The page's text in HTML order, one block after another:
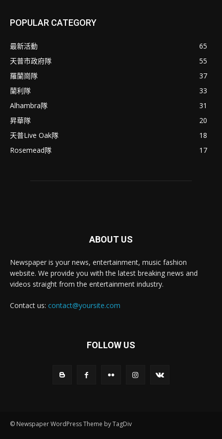
POPULAR CATEGORY
最新活動
65
天普市政府隊
55
羅蘭崗隊
37
蘭利隊
33
Alhambra隊
31
昇華隊
20
天普Live Oak隊
18
Rosemead隊
17
ABOUT US
Newspaper is your news, entertainment, music fashion
website. We provide you with the latest breaking news and
videos straight from the entertainment industry.
Contact us: contact@yoursite.com
FOLLOW US
© Newspaper WordPress Theme by TagDiv